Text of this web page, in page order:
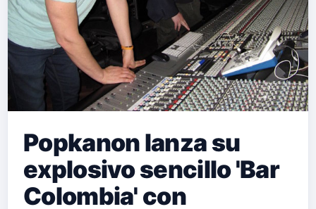
Popkanon lanza su
explosivo sencillo 'Bar
Colombia' con